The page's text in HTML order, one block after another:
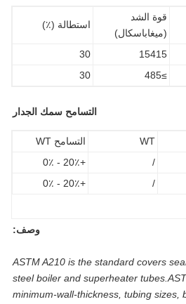
قوة الشد
(ميغاباسكال)
استطالة (٪)
15415
التسامح سمك الجدار
التسامح WT
وصف:
ASTM A210 is the standard
steel boiler and superheater
minimum-wall-thickness, tubing